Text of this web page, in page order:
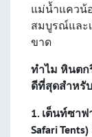
แม่น้ำแควน้
สมบูรณ์และ
ขาด
ทำไม หินตก
ดีที่สุดสำหรั
1. เต็นท์ซา
Safari Tents)